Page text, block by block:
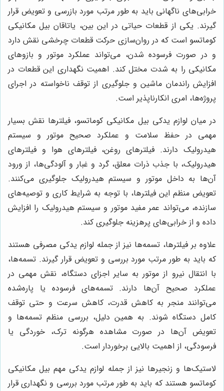
خرابی‌های ناگهانی باید به طور مرتب مورد بازرسی و تعویض قرار
گیرند. یکی از قطعات حیاتی در این بین، یاتاقان بیل مکانیکی
کوماتسو است که در روان‌سازی حرکت قطعات چرخشی نقش دارد
و در صورت فرسوده شدن، می‌تواند عملکرد موتور و بازوهای
مکانیکی را به شدت مختل کند. اهمیت نگهداری این قطعات در
افزایش راندمان ماشین و جلوگیری از توقف ناخواسته در اجرای
پروژه‌ها، امری انکارناپذیر است.
در میان لوازم یدکی بیل مکانیکی کوماتسو، فیلترها نقش بسیار
مهمی در حفظ سلامت و عملکرد صحیح موتور و سیستم
هیدرولیک دارند. فیلترهای روغن، فیلترهای هوا و فیلترهای
هیدرولیک، با جذب ذرات معلق، گرد و غبار و آلودگی‌ها، از ورود
آن‌ها به داخل موتور و سیستم هیدرولیک جلوگیری می‌کنند.
تعویض منظم این فیلترها، با توجه به شرایط کاری و توصیه‌های
سازنده، می‌تواند عمر مفید موتور و سیستم هیدرولیک را افزایش
داده و از خرابی‌های پرهزینه جلوگیری کند.
علاوه بر فیلترها، تسمه‌ها نیز از جمله لوازم یدکی مصرفی هستند
که باید به طور مرتب مورد بررسی و تعویض قرار گیرند. تسمه‌ها،
با انتقال نیرو از موتور به سایر اجزای دستگاه، نقش مهمی در
عملکرد صحیح آن‌ها دارند. تسمه‌های فرسوده یا پاره‌شده
می‌توانند منجر به کاهش قدرت، کاهش سرعت و حتی توقف
کامل دستگاه شوند. به همین دلیل، بررسی منظم تسمه‌ها و
تعویض آن‌ها در صورت مشاهده هرگونه ترک، خوردگی یا
فرسودگی، از اهمیت بالایی برخوردار است.
لاستیک‌ها و زنجیرها نیز از جمله لوازم یدکی مهم بیل مکانیکی
کوماتسو هستند که باید به طور مرتب مورد بررسی و نگهداری قرار